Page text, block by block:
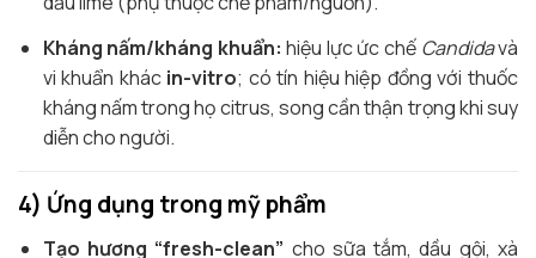
Kháng nấm/kháng khuẩn: hiệu lực ức chế Candidavà
vi khuẩn khác in-vitro; có tín hiệu hiệp đồng với thuốc
kháng nấm trong họ citrus, song cần thận trọng khi suy
diễn cho người.
4) Ứng dụng trong mỹ phẩm
Tạo hương “fresh-clean” cho sữa tắm, dầu gội, xà